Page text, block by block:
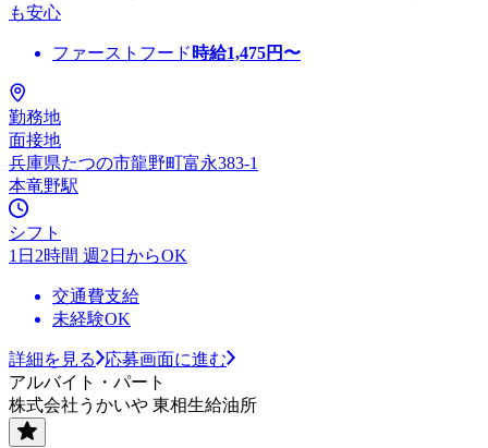
も安心
ファーストフード 時給1,475円〜
勤務地
面接地
兵庫県たつの市龍野町富永383-1
本竜野駅
シフト
1日2時間 週2日からOK
交通費支給
未経験OK
詳細を見る
応募画面に進む
アルバイト・パート
株式会社うかいや 東相生給油所